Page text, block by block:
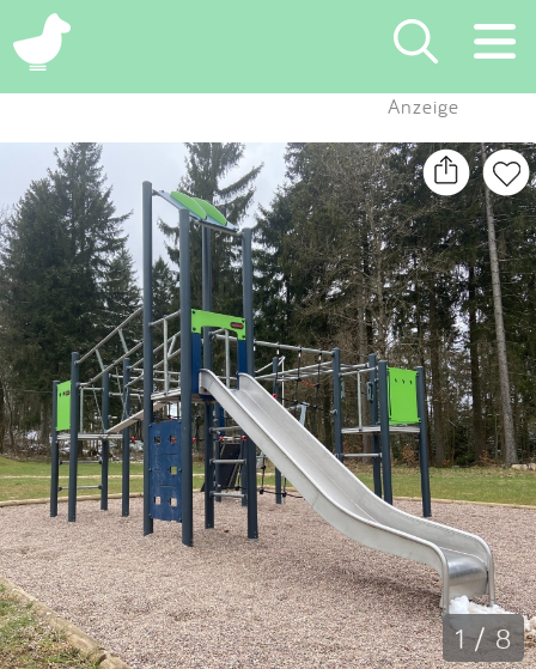
×
Suchen
Eintragen
App
Blog
Partner
Kontakt
Impressum
Anmelden
Anzeige
1 / 8